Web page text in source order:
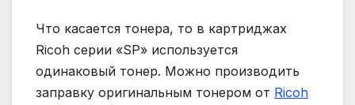
Что касается тонера, то в картриджах
Ricoh серии «SP» используется
одинаковый тонер. Можно производить
заправку оригинальным тонером от Ricoh